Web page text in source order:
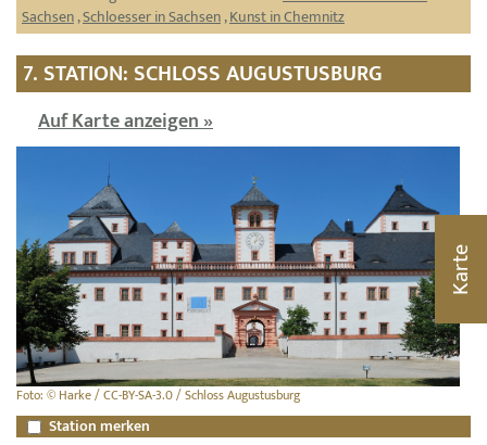
Sachsen,Schloesser in Sachsen,Kunst in Chemnitz
7. STATION: SCHLOSS AUGUSTUSBURG
Auf Karte anzeigen »
Foto: © Harke / CC-BY-SA-3.0 / Schloss Augustusburg
Station merken
Karte